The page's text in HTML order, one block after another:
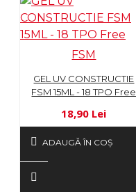
FSM
GEL UV CONSTRUCTIE
FSM 15ML - 18 TPO Free
18,90 Lei
ADAUGĂ ÎN COŞ